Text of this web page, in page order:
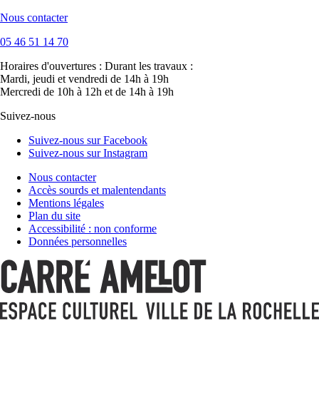
Nous contacter
05 46 51 14 70
Horaires d'ouvertures : Durant les travaux :
Mardi, jeudi et vendredi de 14h à 19h
Mercredi de 10h à 12h et de 14h à 19h
Suivez-nous
Suivez-nous sur Facebook
Suivez-nous sur Instagram
Nous contacter
Accès sourds et malentendants
Mentions légales
Plan du site
Accessibilité : non conforme
Données personnelles